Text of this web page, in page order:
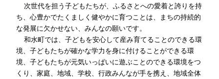
次世代を担う子どもたちが、ふるさとへの愛着と誇りを持
ち、心豊かでたくましく健やかに育つことは、まちの持続的
な発展に欠かせない、みんなの願いです。
和水町では、子どもを安心して産み育てることのできる環
境、子どもたちが確かな学力を身に付けることができる環
境、子どもたちが元気いっぱいに遊ぶことのできる環境をつ
くり、家庭、地域、学校、行政みんなが手を携え、地域全体